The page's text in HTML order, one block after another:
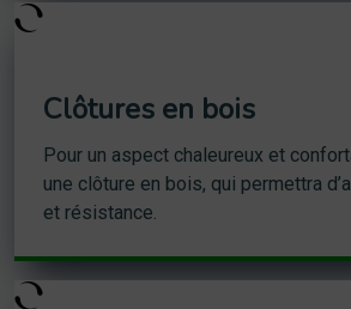
Clôtures en bois
Pour un aspect chaleureux et
une clôture en bois, qui permettra
et résistance.